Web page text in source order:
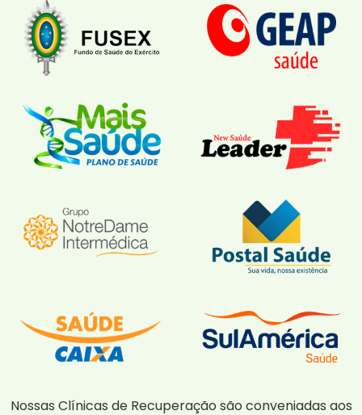
Nossas Clínicas de Recuperação são conveniadas aos